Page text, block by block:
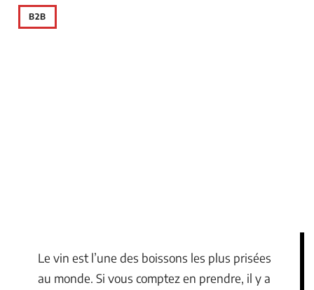
B2B
Le vin est l’une des boissons les plus prisées
au monde. Si vous comptez en prendre, il y a